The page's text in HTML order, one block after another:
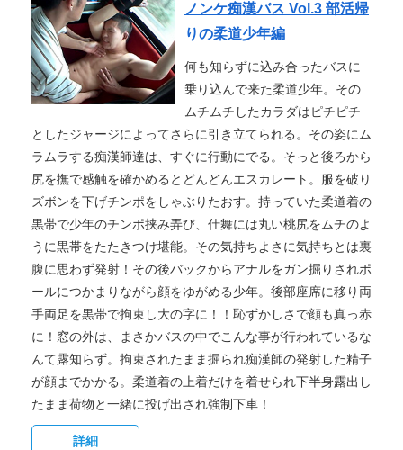
ノンケ痴漢バス Vol.3 部活帰
りの柔道少年編
何も知らずに込み合ったバスに
乗り込んで来た柔道少年。その
ムチムチしたカラダはピチピチ
としたジャージによってさらに引き立てられる。その姿にム
ラムラする痴漢師達は、すぐに行動にでる。そっと後ろから
尻を撫で感触を確かめるとどんどんエスカレート。服を破り
ズボンを下げチンポをしゃぶりたおす。持っていた柔道着の
黒帯で少年のチンポ挟み弄び、仕舞には丸い桃尻をムチのよ
うに黒帯をたたきつけ堪能。その気持ちよさに気持ちとは裏
腹に思わず発射！その後バックからアナルをガン掘りされポ
ールにつかまりながら顔をゆがめる少年。後部座席に移り両
手両足を黒帯で拘束し大の字に！！恥ずかしさで顔も真っ赤
に！窓の外は、まさかバスの中でこんな事が行われているな
んて露知らず。拘束されたまま掘られ痴漢師の発射した精子
が顔までかかる。柔道着の上着だけを着せられ下半身露出し
たまま荷物と一緒に投げ出され強制下車！
詳細